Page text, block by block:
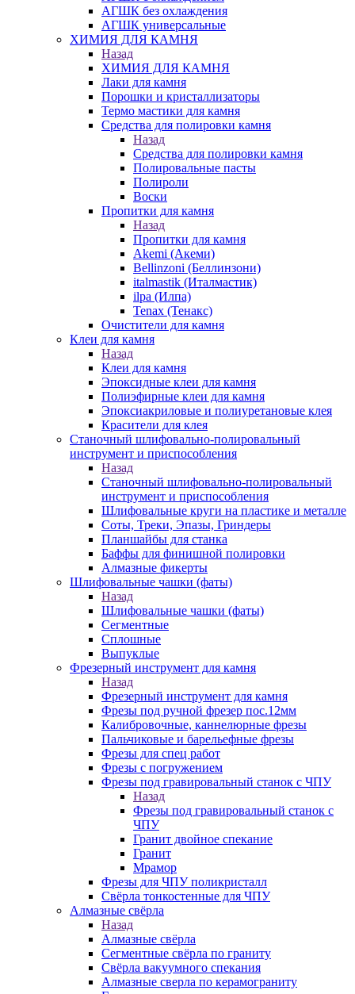
АГШК без охлаждения
АГШК универсальные
ХИМИЯ ДЛЯ КАМНЯ
Назад
ХИМИЯ ДЛЯ КАМНЯ
Лаки для камня
Порошки и кристаллизаторы
Термо мастики для камня
Средства для полировки камня
Назад
Средства для полировки камня
Полировальные пасты
Полироли
Воски
Пропитки для камня
Назад
Пропитки для камня
Akemi (Акеми)
Bellinzoni (Беллинзони)
italmastik (Италмастик)
ilpa (Илпа)
Tenax (Тенакс)
Очистители для камня
Клеи для камня
Назад
Клеи для камня
Эпоксидные клеи для камня
Полиэфирные клеи для камня
Эпоксиакриловые и полиуретановые клея
Красители для клея
Станочный шлифовально-полировальный
инструмент и приспособления
Назад
Станочный шлифовально-полировальный
инструмент и приспособления
Шлифовальные круги на пластике и металле
Соты, Треки, Эпазы, Гриндеры
Планшайбы для станка
Баффы для финишной полировки
Алмазные фикерты
Шлифовальные чашки (фаты)
Назад
Шлифовальные чашки (фаты)
Сегментные
Сплошные
Выпуклые
Фрезерный инструмент для камня
Назад
Фрезерный инструмент для камня
Фрезы под ручной фрезер пос.12мм
Калибровочные, каннелюрные фрезы
Пальчиковые и барельефные фрезы
Фрезы для спец работ
Фрезы с погружением
Фрезы под гравировальный станок с ЧПУ
Назад
Фрезы под гравировальный станок с
ЧПУ
Гранит двойное спекание
Гранит
Мрамор
Фрезы для ЧПУ поликристалл
Свёрла тонкостенные для ЧПУ
Алмазные свёрла
Назад
Алмазные свёрла
Сегментные свёрла по граниту
Свёрла вакуумного спекания
Алмазные сверла по керамограниту